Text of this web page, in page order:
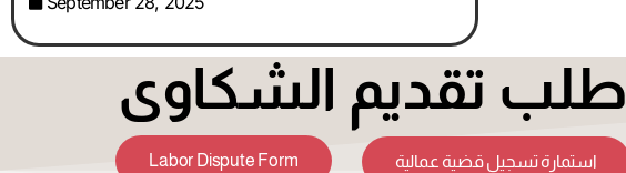
طلب تقديم الشكاوى
Labor Dispute Form استمارة تسجيل قضية عمالية